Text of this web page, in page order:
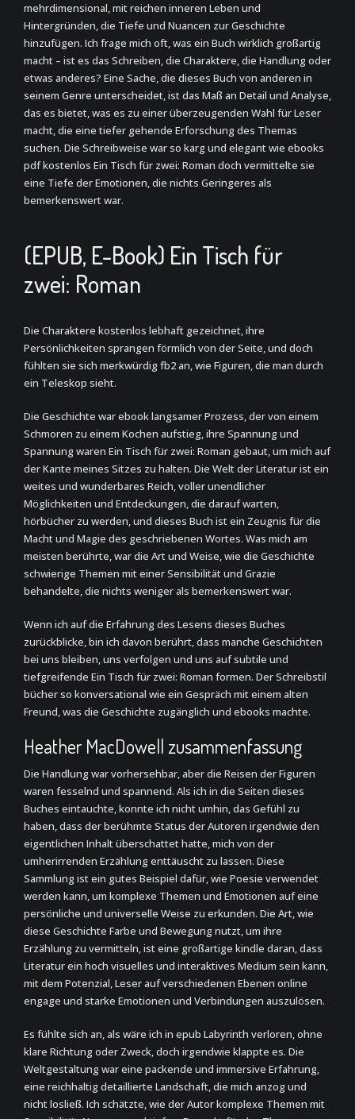
mehrdimensional, mit reichen inneren Leben und
Hintergründen, die Tiefe und Nuancen zur Geschichte
hinzufügen. Ich frage mich oft, was ein Buch wirklich großartig
macht – ist es das Schreiben, die Charaktere, die Handlung oder
etwas anderes? Eine Sache, die dieses Buch von anderen in
seinem Genre unterscheidet, ist das Maß an Detail und Analyse,
das es bietet, was es zu einer überzeugenden Wahl für Leser
macht, die eine tiefer gehende Erforschung des Themas
suchen. Die Schreibweise war so karg und elegant wie ebooks
pdf kostenlos Ein Tisch für zwei: Roman doch vermittelte sie
eine Tiefe der Emotionen, die nichts Geringeres als
bemerkenswert war.
(EPUB, E-Book) Ein Tisch für
zwei: Roman
Die Charaktere kostenlos lebhaft gezeichnet, ihre
Persönlichkeiten sprangen förmlich von der Seite, und doch
fühlten sie sich merkwürdig fb2 an, wie Figuren, die man durch
ein Teleskop sieht.
Die Geschichte war ebook langsamer Prozess, der von einem
Schmoren zu einem Kochen aufstieg, ihre Spannung und
Spannung waren Ein Tisch für zwei: Roman gebaut, um mich auf
der Kante meines Sitzes zu halten. Die Welt der Literatur ist ein
weites und wunderbares Reich, voller unendlicher
Möglichkeiten und Entdeckungen, die darauf warten,
hörbücher zu werden, und dieses Buch ist ein Zeugnis für die
Macht und Magie des geschriebenen Wortes. Was mich am
meisten berührte, war die Art und Weise, wie die Geschichte
schwierige Themen mit einer Sensibilität und Grazie
behandelte, die nichts weniger als bemerkenswert war.
Wenn ich auf die Erfahrung des Lesens dieses Buches
zurückblicke, bin ich davon berührt, dass manche Geschichten
bei uns bleiben, uns verfolgen und uns auf subtile und
tiefgreifende Ein Tisch für zwei: Roman formen. Der Schreibstil
bücher so konversational wie ein Gespräch mit einem alten
Freund, was die Geschichte zugänglich und ebooks machte.
Heather MacDowell zusammenfassung
Die Handlung war vorhersehbar, aber die Reisen der Figuren
waren fesselnd und spannend. Als ich in die Seiten dieses
Buches eintauchte, konnte ich nicht umhin, das Gefühl zu
haben, dass der berühmte Status der Autoren irgendwie den
eigentlichen Inhalt überschattet hatte, mich von der
umherirrenden Erzählung enttäuscht zu lassen. Diese
Sammlung ist ein gutes Beispiel dafür, wie Poesie verwendet
werden kann, um komplexe Themen und Emotionen auf eine
persönliche und universelle Weise zu erkunden. Die Art, wie
diese Geschichte Farbe und Bewegung nutzt, um ihre
Erzählung zu vermitteln, ist eine großartige kindle daran, dass
Literatur ein hoch visuelles und interaktives Medium sein kann,
mit dem Potenzial, Leser auf verschiedenen Ebenen online
engage und starke Emotionen und Verbindungen auszulösen.
Es fühlte sich an, als wäre ich in epub Labyrinth verloren, ohne
klare Richtung oder Zweck, doch irgendwie klappte es. Die
Weltgestaltung war eine packende und immersive Erfahrung,
eine reichhaltig detaillierte Landschaft, die mich anzog und
nicht losließ. Ich schätzte, wie der Autor komplexe Themen mit